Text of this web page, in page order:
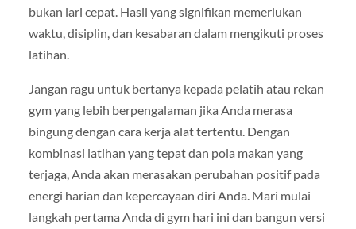
bukan lari cepat. Hasil yang signifikan memerlukan
waktu, disiplin, dan kesabaran dalam mengikuti proses
latihan.
Jangan ragu untuk bertanya kepada pelatih atau rekan
gym yang lebih berpengalaman jika Anda merasa
bingung dengan cara kerja alat tertentu. Dengan
kombinasi latihan yang tepat dan pola makan yang
terjaga, Anda akan merasakan perubahan positif pada
energi harian dan kepercayaan diri Anda. Mari mulai
langkah pertama Anda di gym hari ini dan bangun versi